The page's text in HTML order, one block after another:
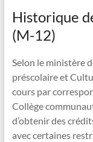
Historique
(M-12)
Selon le ministère
préscolaire et
cours par
Collège
d’obtenir des
avec certaines